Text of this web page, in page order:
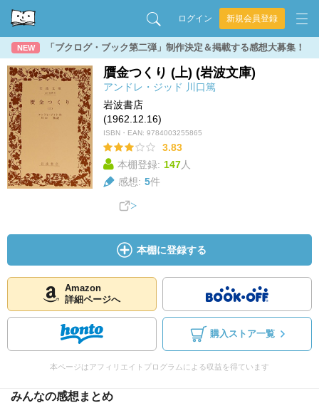
ログイン 新規会員登録
NEW 「ブクログ・ブック第二弾」制作決定＆掲載する感想大募集！
贋金つくり (上) (岩波文庫)
アンドレ・ジッド 川口篤
岩波書店
(1962.12.16)
ISBN・EAN: 9784003255865
3.83
本棚登録: 147人
感想: 5件
本棚に登録する
Amazon
詳細ページへ
購入ストア一覧
本ページはアフィリエイトプログラムによる収益を得ています
みんなの感想まとめ